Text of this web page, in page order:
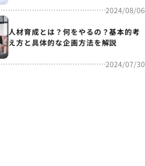
2024/08/06
人材育成とは？何をやるの？基本的考
え方と具体的な企画方法を解説
2024/07/30